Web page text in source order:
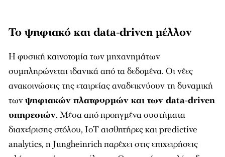
Το ψηφιακό και data-driven μέλλον
Η φυσική καινοτομία των μηχανημάτων
συμπληρώνεται ιδανικά από τα δεδομένα. Οι νέες
ανακοινώσεις της εταιρείας αναδεικνύουν τη δυναμική
τωνψηφιακών πλατφορμών και των data-driven
υπηρεσιών. Μέσα από προηγμένα συστήματα
διαχείρισης στόλου, IoT αισθητήρες και predictive
analytics, η Jungheinrich παρέχει στις επιχειρήσεις